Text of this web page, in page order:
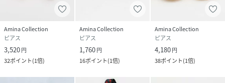
Amina Collection
ピアス
3,520円
32ポイント(1倍)
Amina Collection
ピアス
1,760円
16ポイント(1倍)
Amina Collection
ピアス
4,180円
38ポイント(1倍)